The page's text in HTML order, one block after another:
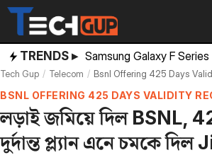
Skip
content
TRENDS ▸ Samsung Galaxy F Series
Tech Gup Telecom Bsnl Offering 425 Days Validity Recharge
BSNL OFFERING 425 DAYS VALIDITY
লড়াই জমিয়ে দিল BSNL,
দুর্দান্ত প্ল্যান এনে চমকে